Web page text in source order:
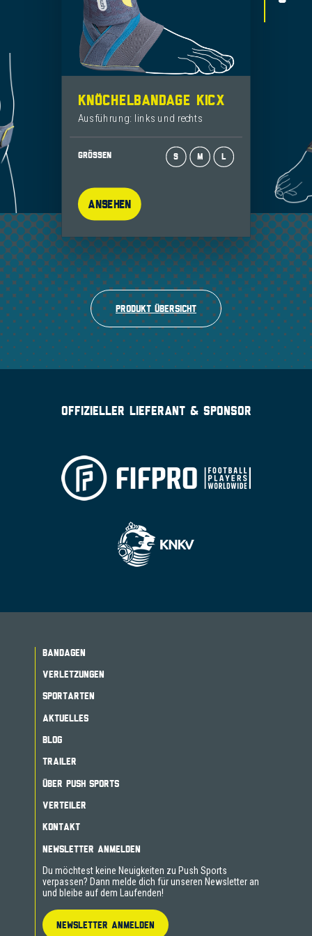
KNÖCHELBANDAGE KICX
Ausführung: links und rechts
GRÖSSEN S M L
Ansehen
Produkt Übersicht
OFFIZIELLER LIEFERANT & SPONSOR
BANDAGEN
VERLETZUNGEN
SPORTARTEN
AKTUELLES
BLOG
TRAILER
ÜBER PUSH SPORTS
VERTEILER
KONTAKT
NEWSLETTER ANMELDEN
Du möchtest keine Neuigkeiten zu Push Sports
verpassen? Dann melde dich für unseren Newsletter an
und bleibe auf dem Laufenden!
NEWSLETTER ANMELDEN